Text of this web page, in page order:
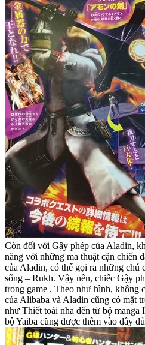
Còn đối với Gậy phép của Aladin,
năng với những ma thuật cận chiến
của Aladin, có thể gọi ra những chú
sống – Rukh. Vậy nên, chiếc Gậy
trong game . Theo như hình, không
của Alibaba và Aladin cũng có mặt
như Thiết toái nha đến từ bộ manga
bộ Yaiba cũng được thêm vào đầy